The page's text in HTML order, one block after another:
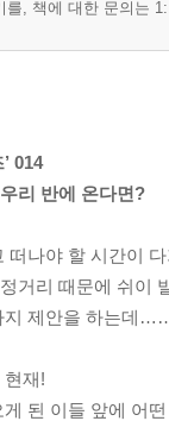
를, 책에 대한 문의는
014
리 반에 온다면?
떠나야 할 시간이
거리 때문에 쉬이
지 제안을 하는데
현재!
된 이들 앞에 어